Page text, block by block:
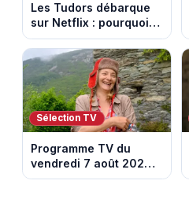
Les Tudors débarque
sur Netflix : pourquoi la
série n’a rien perdu de
son pouvoir
Sélection TV
Programme TV du
vendredi 7 août 2026 :
notre sélection pour